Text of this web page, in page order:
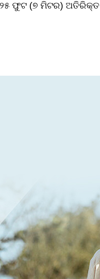
ଫୁଟ (୭ ମିଟର) ଅତିରିକ୍ତ